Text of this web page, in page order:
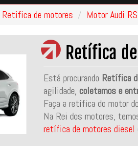
Retifica de motores Motor Audi
Retífica
Está procurando Retífica
agilidade, coletamos e
Faça a retífica do motor
Na Rei dos motores,
retífica de motores diesel